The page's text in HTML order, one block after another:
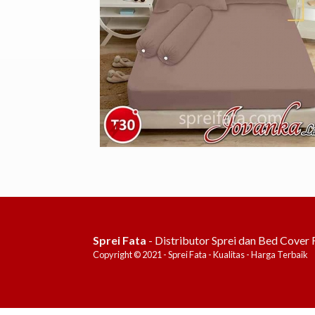
Sprei Fata - Distributor Sprei dan Bed Cover
Copyright © 2021 - Sprei Fata - Kualitas - Harga Terbaik